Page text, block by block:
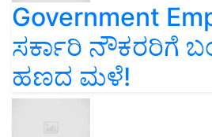
Government
ಸರ್ಕಾರಿ ನೌಕರರಿಗೆ
ಹಣದ ಮಳೆ!